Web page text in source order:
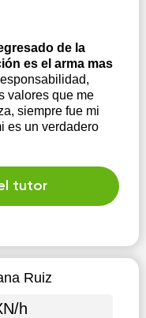
de la
es el arma mas
valores que me
siempre fue mi
es un verdadero
tutor
Ruiz
h